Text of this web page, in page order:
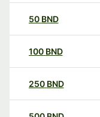
50 BND
100 BND
250 BND